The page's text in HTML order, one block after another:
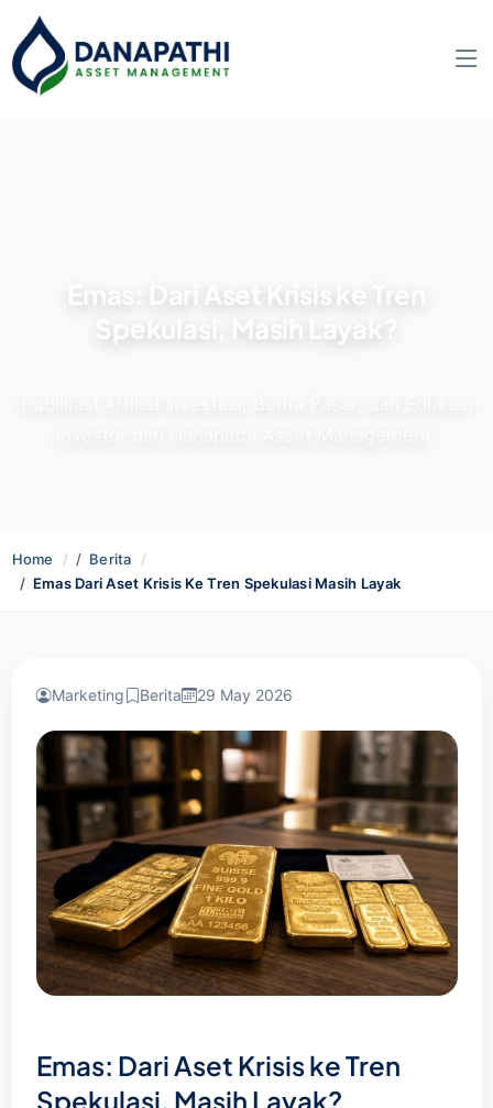
Emas: Dari Aset Krisis ke Tren
Spekulasi, Masih Layak?
Home
Berita
Emas Dari Aset Krisis Ke Tren Spekulasi Masih Layak
Marketing Berita 29 May 2026
Emas: Dari Aset Krisis ke Tren
Spekulasi, Masih Layak?